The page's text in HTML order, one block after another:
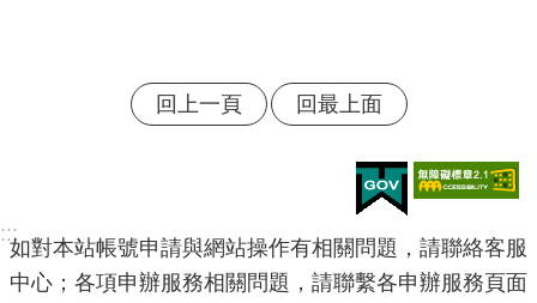
回上一頁 回最上面
:::
如對本站帳號申請與網站操作有相關問題，請聯絡客服
中心；各項申辦服務相關問題，請聯繫各申辦服務頁面